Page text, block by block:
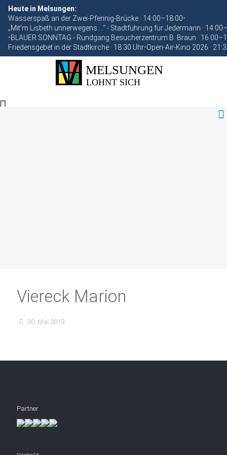
Heute in Melsungen:
Wasserspaß an der Zwei-Pfennig-Brücke · 14:00–18:00•
„Mit’m Lisbeth unnerwegens….“ - Stadtführung für Jedermann ·
•BLAUER SONNTAG - Rundgang Besucherzentrum B. Braun ·
Friedensgebet in der Stadtkirche · 18:30 Uhr•Open-Air-Kino 2026 ·
Viereck Marion
30. Mai 2019
Partner